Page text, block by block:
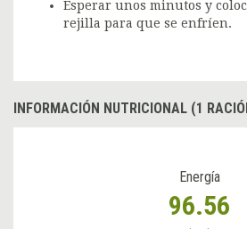
Esperar unos minutos y
rejilla para que se enfríen.
INFORMACIÓN NUTRICIONAL (1
Energía
96.56